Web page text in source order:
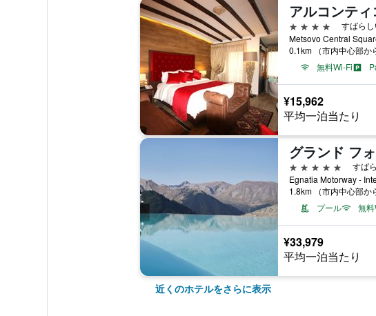
4つ星
すばら
Metsovo Central
0.1km （市内中心部か
無料Wi-Fi
¥15,962
平均一泊当たり
5つ星
すば
1.8km （市内中心部か
プール
無
¥33,979
平均一泊当たり
近くのホテルをさらに表示